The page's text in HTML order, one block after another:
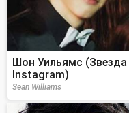
Шон Уильямс (Звезда
Instagram)
Sean Williams